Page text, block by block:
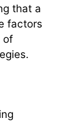
that a
factors
of